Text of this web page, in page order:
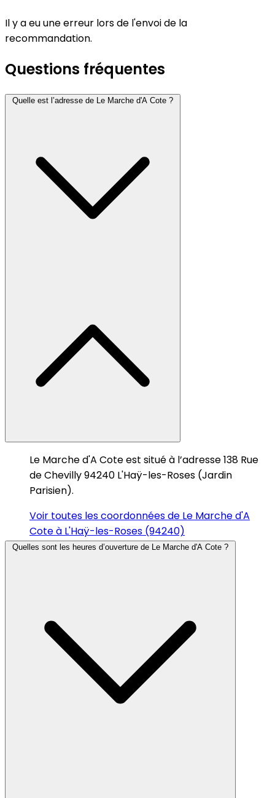
Il y a eu une erreur lors de l'envoi de la
recommandation.
Questions fréquentes
Quelle est l’adresse de Le Marche d'A Cote ?
Le Marche d'A Cote est situé à l’adresse 138 Rue
de Chevilly 94240 L'Haÿ-les-Roses (Jardin
Parisien).
Voir toutes les coordonnées de Le Marche d'A
Cote à L'Haÿ-les-Roses (94240)
Quelles sont les heures d’ouverture de Le Marche d'A Cote ?